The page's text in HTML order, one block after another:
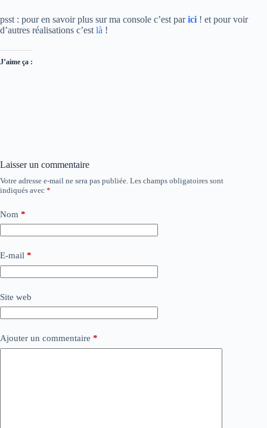
psst : pour en savoir plus sur ma console c’est parici ! et pour voir
d’autres réalisations c’est là !
J’aime ça :
Laisser un commentaire
Votre adresse e-mail ne sera pas publiée. Les champs obligatoires sont
indiqués avec *
Nom *
E-mail *
Site web
Ajouter un commentaire *